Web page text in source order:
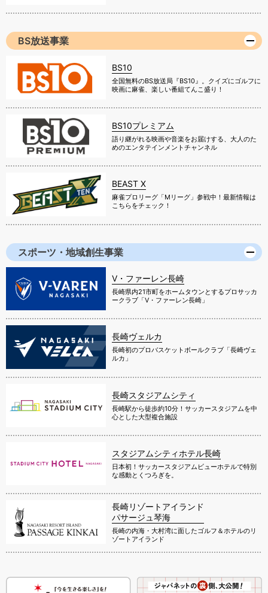
BS放送事業
BS10
全国無料のBS放送局『BS10』。クイズにゴルフに
映画に麻雀、楽しい番組てんこ盛り！
BS10プレミアム
語り継がれる映画や音楽をお届けする、大人のた
めのエンタテインメントチャンネル
BEAST X
麻雀プロリーグ「Mリーグ」参戦中！最新情報は
こちらをチェック！
スポーツ・地域創生事業
V・ファーレン長崎
長崎県内21市町をホームタウンとするプロサッカ
ークラブ「V・ファーレン長崎」
長崎ヴェルカ
長崎初のプロバスケットボールクラブ「長崎ヴェ
ルカ」
長崎スタジアムシティ
長崎駅から徒歩約10分！サッカースタジアムを中
心とした大型複合施設
スタジアムシティホテル長崎
日本初！サッカースタジアムビューホテルで特別
な感動とくつろぎを。
長崎リゾートアイランド
パサージュ琴海
長崎の内海・大村湾に面したゴルフ＆ホテルのリ
ゾートアイランド